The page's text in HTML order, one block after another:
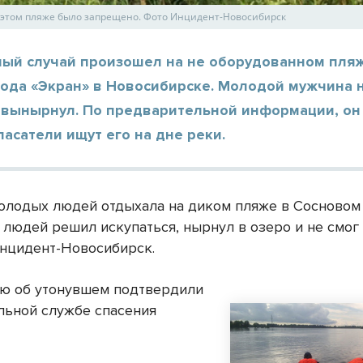
пляже было запрещено. Фото Инцидент-Новосибирск
случай произошел на не оборудованном
«Экран» в Новосибирске. Молодой мужчина
По предварительной информации,
ищут его на дне реки.
людей отдыхала на диком пляже в
решил искупаться, нырнул в озеро и не
Новосибирск.
об утонувшем подтвердили
службе спасения